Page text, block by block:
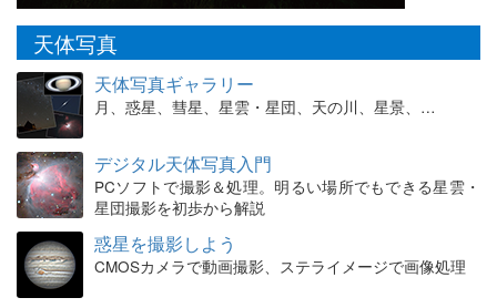
天体写真
天体写真ギャラリー
月、惑星、彗星、星雲・星団、天の川、星景、…
デジタル天体写真入門
PCソフトで撮影＆処理。明るい場所でもできる星雲・
星団撮影を初歩から解説
惑星を撮影しよう
CMOSカメラで動画撮影、ステライメージで画像処理